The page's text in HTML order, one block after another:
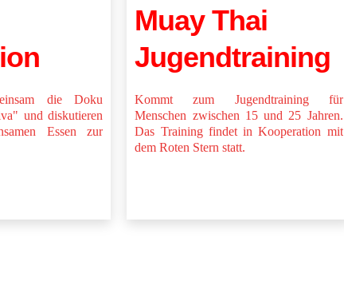
die Doku
und diskutieren
Essen zur
Muay Thai
Jugendtraining
Kommt zum Jugendtraining für
Menschen zwischen 15 und 25 Jahren.
Das Training findet in Kooperation mit
dem Roten Stern statt.